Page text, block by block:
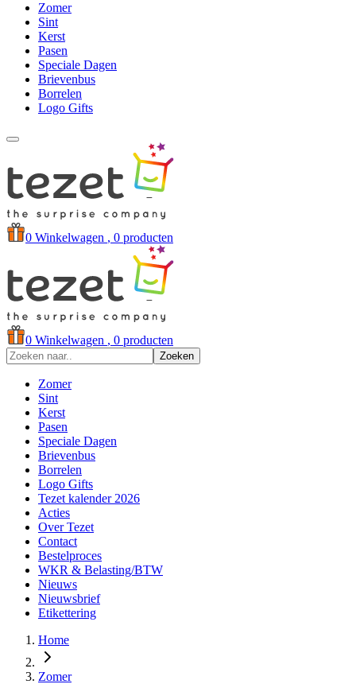
Zomer
Sint
Kerst
Pasen
Speciale Dagen
Brievenbus
Borrelen
Logo Gifts
0 Winkelwagen , 0 producten
0 Winkelwagen , 0 producten
Zoeken
Zomer
Sint
Kerst
Pasen
Speciale Dagen
Brievenbus
Borrelen
Logo Gifts
Tezet kalender 2026
Acties
Over Tezet
Contact
Bestelproces
WKR & Belasting/BTW
Nieuws
Nieuwsbrief
Etikettering
Home
Zomer